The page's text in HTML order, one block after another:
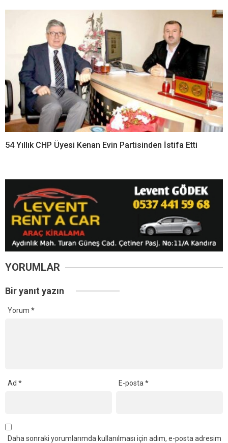
54 Yıllık CHP Üyesi Kenan Evin Partisinden İstifa Etti
YORUMLAR
Bir yanıt yazın
Yorum *
Ad * E-posta*
Daha sonraki yorumlarımda kullanılması için adım, e-posta adresim